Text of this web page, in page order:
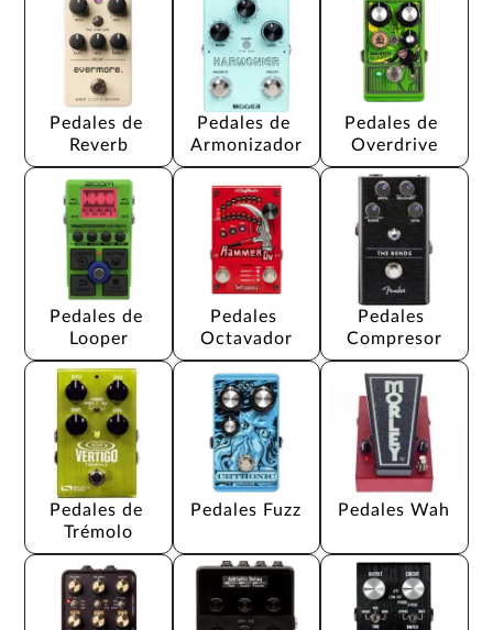
Pedales de
Reverb
Pedales de
Armonizador
Pedales de
Overdrive
Pedales de
Looper
Pedales
Octavador
Pedales
Compresor
Pedales de
Trémolo
Pedales Fuzz Pedales Wah